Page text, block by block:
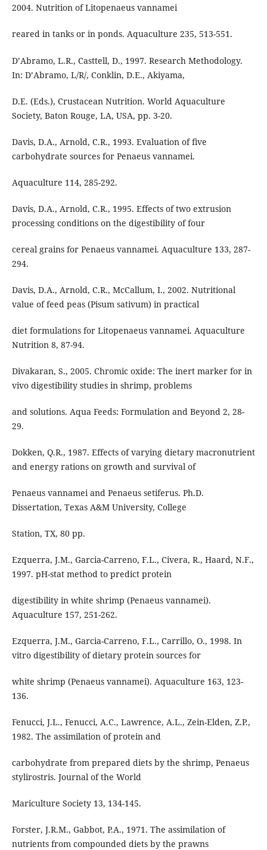
2004. Nutrition of Litopenaeus vannamei
reared in tanks or in ponds. Aquaculture 235, 513-551.
D’Abramo, L.R., Casttell, D., 1997. Research Methodology.
In: D’Abramo, L/R/, Conklin, D.E., Akiyama,
D.E. (Eds.), Crustacean Nutrition. World Aquaculture
Society, Baton Rouge, LA, USA, pp. 3-20.
Davis, D.A., Arnold, C.R., 1993. Evaluation of five
carbohydrate sources for Penaeus vannamei.
Aquaculture 114, 285-292.
Davis, D.A., Arnold, C.R., 1995. Effects of two extrusion
processing conditions on the digestibility of four
cereal grains for Penaeus vannamei. Aquaculture 133, 287-
294.
Davis, D.A., Arnold, C.R., McCallum, I., 2002. Nutritional
value of feed peas (Pisum sativum) in practical
diet formulations for Litopenaeus vannamei. Aquaculture
Nutrition 8, 87-94.
Divakaran, S., 2005. Chromic oxide: The inert marker for in
vivo digestibility studies in shrimp, problems
and solutions. Aqua Feeds: Formulation and Beyond 2, 28-
29.
Dokken, Q.R., 1987. Effects of varying dietary macronutrient
and energy rations on growth and survival of
Penaeus vannamei and Penaeus setiferus. Ph.D.
Dissertation, Texas A&M University, College
Station, TX, 80 pp.
Ezquerra, J.M., Garcia-Carreno, F.L., Civera, R., Haard, N.F.,
1997. pH-stat method to predict protein
digestibility in white shrimp (Penaeus vannamei).
Aquaculture 157, 251-262.
Ezquerra, J.M., Garcia-Carreno, F.L., Carrillo, O., 1998. In
vitro digestibility of dietary protein sources for
white shrimp (Penaeus vannamei). Aquaculture 163, 123-
136.
Fenucci, J.L., Fenucci, A.C., Lawrence, A.L., Zein-Elden, Z.P.,
1982. The assimilation of protein and
carbohydrate from prepared diets by the shrimp, Penaeus
stylirostris. Journal of the World
Mariculture Society 13, 134-145.
Forster, J.R.M., Gabbot, P.A., 1971. The assimilation of
nutrients from compounded diets by the prawns